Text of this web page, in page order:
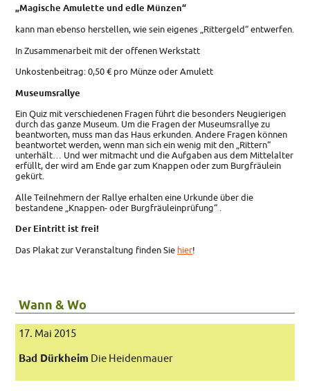
„Magische Amulette und edle Münzen“
kann man ebenso herstellen, wie sein eigenes „Rittergeld“ entwerfen.
In Zusammenarbeit mit der offenen Werkstatt
Unkostenbeitrag: 0,50 € pro Münze oder Amulett
Museumsrallye
Ein Quiz mit verschiedenen Fragen führt die besonders Neugierigen
durch das ganze Museum. Um die Fragen der Museumsrallye zu
beantworten, muss man das Haus erkunden. Andere Fragen können
beantwortet werden, wenn man sich ein wenig mit den „Rittern“
unterhält… Und wer mitmacht und die Aufgaben aus dem Mittelalter
erfüllt, der wird am Ende gar zum Knappen oder zum Burgfräulein
gekürt.
Alle Teilnehmern der Rallye erhalten eine Urkunde über die
bestandene „Knappen- oder Burgfräuleinprüfung“ .
Der Eintritt ist frei!
Das Plakat zur Veranstaltung finden Sie hier!
Wann & Wo
17. Mai 2015
Bad Dürkheim Die Heidenmauer